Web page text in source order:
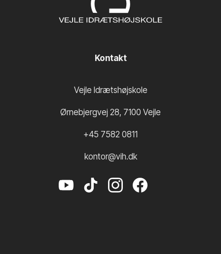
Kontakt
Vejle Idrætshøjskole
Ørnebjergvej 28, 7100 Vejle
+45 7582 0811
kontor@vih.dk